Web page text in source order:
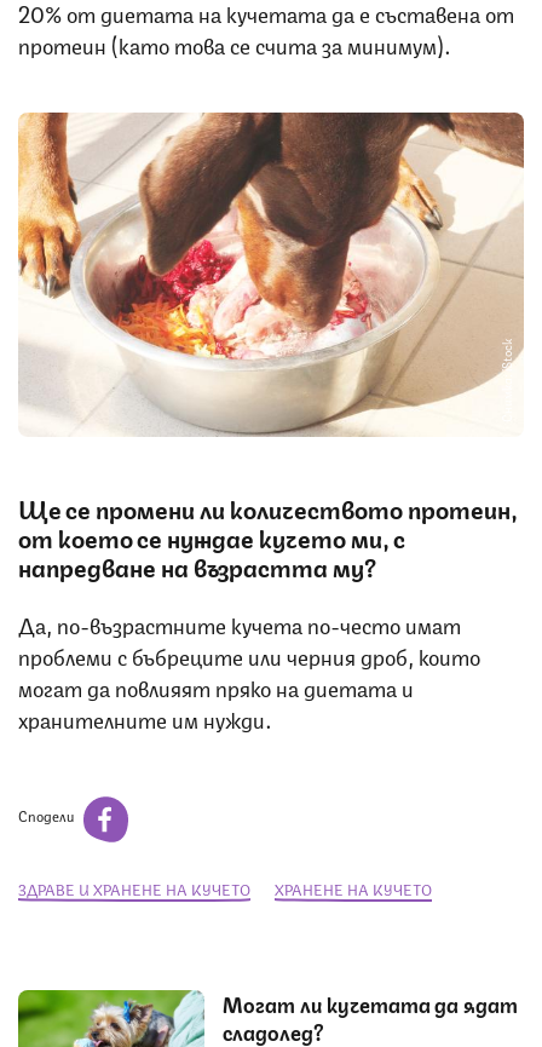
20% от диетата на кучетата да е съставена от
протеин (като това се счита за минимум).
Снимка: iStock
Ще се промени ли количеството протеин,
от което се нуждае кучето ми, с
напредване на възрастта му?
Да, по-възрастните кучета по-често имат
проблеми с бъбреците или черния дроб, които
могат да повлияят пряко на диетата и
хранителните им нужди.
Сподели
ЗДРАВЕ И ХРАНЕНЕ НА КУЧЕТО ХРАНЕНЕ НА КУЧЕТО
Могат ли кучетата да ядат
сладолед?